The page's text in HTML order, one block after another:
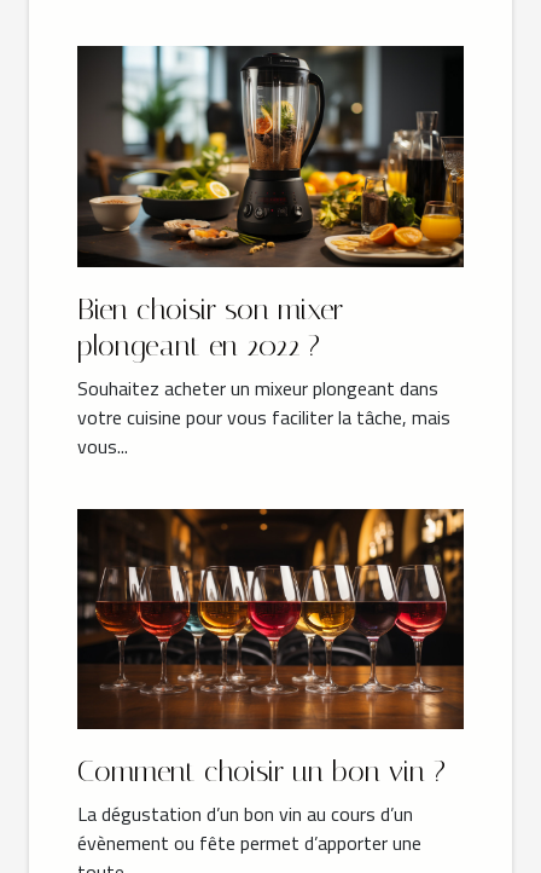
Bien choisir son mixer
plongeant en 2022 ?
Souhaitez acheter un mixeur plongeant dans
votre cuisine pour vous faciliter la tâche, mais
vous...
Comment choisir un bon vin ?
La dégustation d’un bon vin au cours d’un
évènement ou fête permet d’apporter une